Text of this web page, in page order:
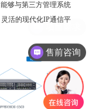
够与第三方管理系统
活的现代化IP通信平
售前咨询